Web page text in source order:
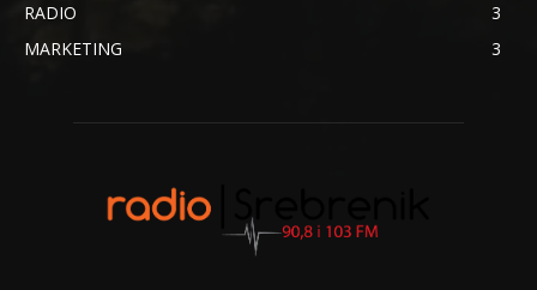
RADIO
3
MARKETING
3